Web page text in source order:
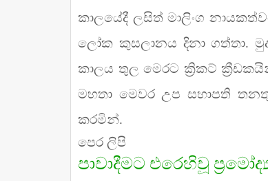
කාලයේදී ලසිත් මාලිංග
ලෝක කුසලානය දිනා ගත්තා.
කාලය තුල මෙරට ක්‍රිකට්
මහතා මෙවර උප සභාපති
කරමින්.
පෙර ලිපි
පාවාදීමට එරෙහිවූ